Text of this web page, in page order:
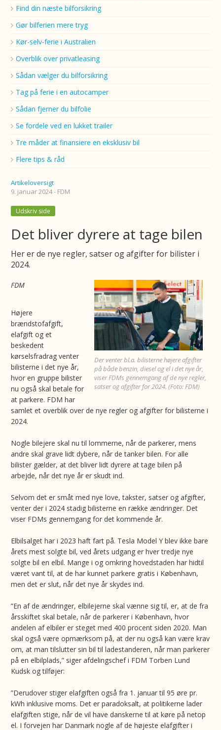
Find din næste bilforsikring
Gør bilferien mere tryg
Kør-selv-ferie i Australien
Overblik over privatleasing
Sådan vælger du bilforsikring
Tag på ferie i en autocamper
Sådan fjerner du bilfolie
Se fordele ved en lukket trailer
Tre måder at finansiere en eksklusiv bil
Flere tips & råd
Artikeloversigt
9. januar 2024 - FDM
Udskriv side
Det bliver dyrere at tage bilen
Her er de nye regler, satser og afgifter for bilister i
2024.
Der venter bl.a. bilisterne højere afgifter
på både benzin, diesel og el i det nye år,
viser FDMs gennemgang af de nye regler,
satser og afgifter for 2024. (Foto: FDM)
FDM
Højere
brændstofafgift,
elafgift og et
beskedent
kørselsfradrag venter
bilisterne i det nye år,
hvor en gruppe bilister
nu også skal betale for
at parkere. FDM har
samlet et overblik over de nye regler og afgifter for bilisterne i
2024.
Nogle bilejere skal nu til lommerne, når de parkerer, mens
andre skal grave lidt dybere, når de tanker bilen. For alle
bilister gælder, at det bliver lidt dyrere at tage bilen på
arbejde, når det nye år er skudt ind.
Selvom det er småt med nye love, takster, satser og afgifter,
venter der i 2024 stadig bilisterne en række ændringer. Det
viser FDMs gennemgang for det kommende år.
Elbilsalget har i 2023 haft fart på. Tesla Model Y blev ikke bare
årets mest solgte bil, ved årets udgang er hver tredje nye
solgte bil en elbil. Mange i og omkring hovedstaden har hidtil
været vant til, at de har kunnet parkere gratis i København,
men det er slut, når det nye år skydes ind.
”En af de ændringer, elbilejerne skal vænne sig til, er, at de fra
årsskiftet skal betale, når de parkerer i København, hvor
andelen af elbiler er steget med 400 procent siden 2020. Man
skal også være opmærksom på, at der nu også kan være krav
om, at man tilslutter sin bil til ladestanderen, når man parkerer
på en elbilplads,” siger afdelingschef i FDM Torben Lund
Kudsk og tilføjer:
”Derudover stiger elafgiften også fra 1. januar til 95 øre pr.
kWh inklusive moms. Det er paradoksalt, at politikerne lader
elafgiften stige, når de vil have danskerne til at køre på netop
el. I forvejen har Danmark nogle af de højeste elafgifter i